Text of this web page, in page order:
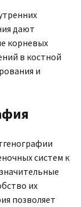
дают
корневых
в костной
и
систем к
их
позволяет